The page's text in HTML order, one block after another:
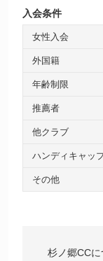
入会条件
女性入会
外国籍
年齢制限
推薦者
他クラブ
ハンディキャッ
その他
杉ノ郷CC